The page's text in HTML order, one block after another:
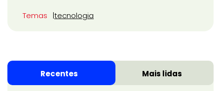
Temas tecnologia
Recentes Mais lidas